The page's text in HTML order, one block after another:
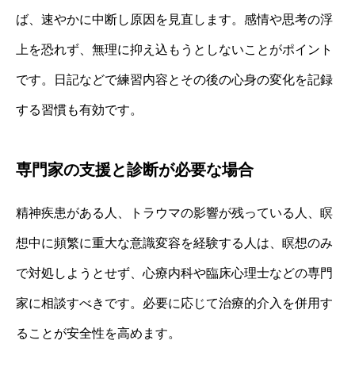
ば、速やかに中断し原因を見直します。感情や思考の浮
上を恐れず、無理に抑え込もうとしないことがポイント
です。日記などで練習内容とその後の心身の変化を記録
する習慣も有効です。
専門家の支援と診断が必要な場合
精神疾患がある人、トラウマの影響が残っている人、瞑
想中に頻繁に重大な意識変容を経験する人は、瞑想のみ
で対処しようとせず、心療内科や臨床心理士などの専門
家に相談すべきです。必要に応じて治療的介入を併用す
ることが安全性を高めます。